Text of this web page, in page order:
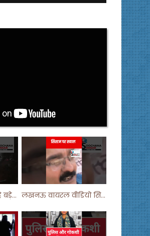
शहर में खुले नाले हो रहे बड़े हादसे ! #shortsvideo #shorts लखनऊ वायरल वीडियो सिस्टम पर सवाल ! #shorts #shortvideo